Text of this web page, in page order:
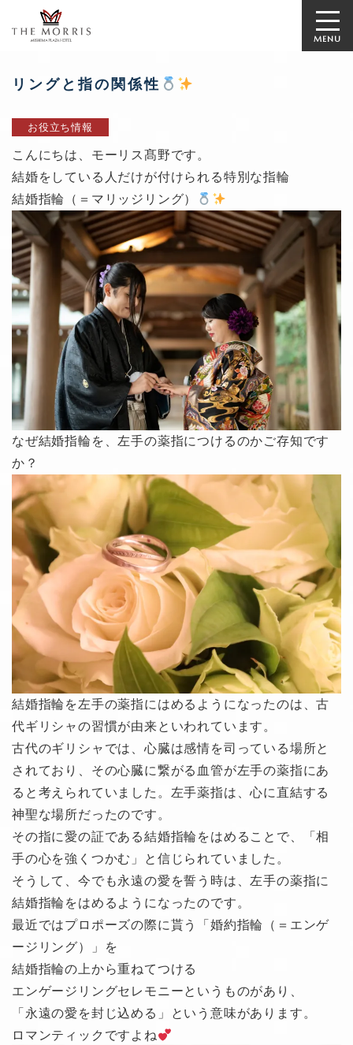
MENU
リングと指の関係性
お役立ち情報
こんにちは、モーリス髙野です。
結婚をしている人だけが付けられる特別な指輪
結婚指輪（＝マリッジリング）
なぜ結婚指輪を、左手の薬指につけるのかご存知です
か？
結婚指輪を左手の薬指にはめるようになったのは、古
代ギリシャの習慣が由来といわれています。
古代のギリシャでは、心臓は感情を司っている場所と
されており、その心臓に繋がる血管が左手の薬指にあ
ると考えられていました。左手薬指は、心に直結する
神聖な場所だったのです。
その指に愛の証である結婚指輪をはめることで、「相
手の心を強くつかむ」と信じられていました。
そうして、今でも永遠の愛を誓う時は、左手の薬指に
結婚指輪をはめるようになったのです。
最近ではプロポーズの際に貰う「婚約指輪（＝エンゲ
ージリング）」を
結婚指輪の上から重ねてつける
エンゲージリングセレモニーというものがあり、
「永遠の愛を封じ込める」という意味があります。
ロマンティックですよね